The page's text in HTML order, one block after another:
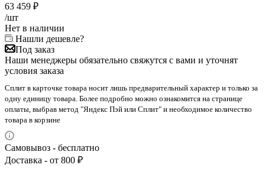
63 459 ₽
/шт
Нет в наличии
Нашли дешевле?
Под заказ
Наши менеджеры обязательно свяжутся с вами и уточнят
условия заказа
Сплит в карточке товара носит лишь предварительный характер и только за
одну единицу товара. Более подробно можно ознакомится на странице
оплаты, выбрав метод "Яндекс Пэй или Сплит" и необходимое количество
товара в корзине
Самовывоз - бесплатно
Доставка - от 800 ₽